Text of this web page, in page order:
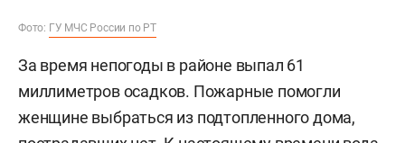
Фото: ГУ МЧС России по РТ
За время непогоды в районе выпал 61
миллиметров осадков. Пожарные помогли
женщине выбраться из подтопленного дома,